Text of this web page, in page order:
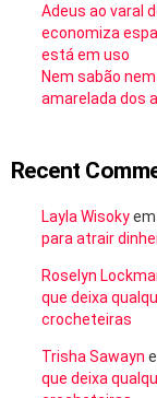
Adeus ao varal
economiza
está em uso
Nem sabão
amarelada dos
Recent
Layla Wisokyem
para atrair
Roselyn
que deixa
crocheteiras
Trisha Sawayn
que deixa